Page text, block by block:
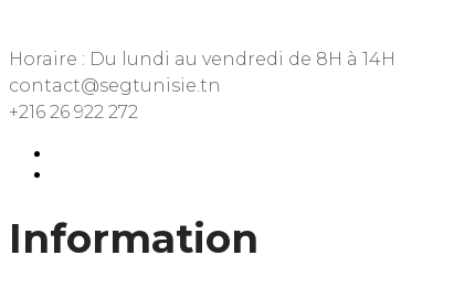
Horaire : Du lundi au vendredi de 8H à 14H
contact@segtunisie.tn
+216 26 922 272
Information